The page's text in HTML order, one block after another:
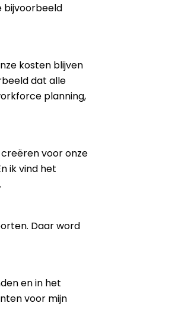
bijvoorbeeld
kosten blijven
dat alle
planning,
voor onze
ik vind het
Daar word
en in het
voor mijn